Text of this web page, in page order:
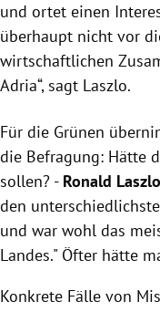
und ortet einen
überhaupt nicht vor
wirtschaftlichen
Adria“, sagt Laszlo.
Für die Grünen
die Befragung: Hätte
sollen? - Ronald Laszlo
den
und war wohl das
Landes." Öfter hätte
Konkrete Fälle von